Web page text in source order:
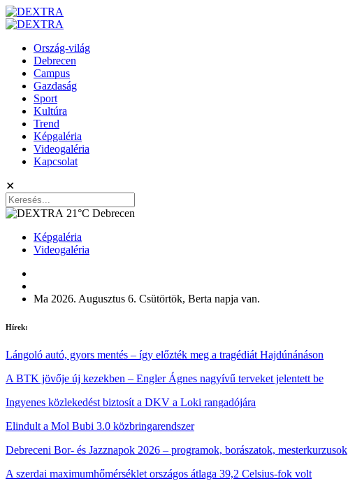
Ország-világ
Debrecen
Campus
Gazdaság
Sport
Kultúra
Trend
Képgaléria
Videogaléria
Kapcsolat
✕
21°C Debrecen
Képgaléria
Videogaléria
Ma 2026. Augusztus 6. Csütörtök, Berta napja van.
Hírek:
Lángoló autó, gyors mentés – így előzték meg a tragédiát Hajdúnánáson
A BTK jövője új kezekben – Engler Ágnes nagyívű terveket jelentett be
Ingyenes közlekedést biztosít a DKV a Loki rangadójára
Elindult a Mol Bubi 3.0 közbringarendszer
Debreceni Bor- és Jazznapok 2026 – programok, borászatok, mesterkurzusok
A szerdai maximumhőmérséklet országos átlaga 39,2 Celsius-fok volt